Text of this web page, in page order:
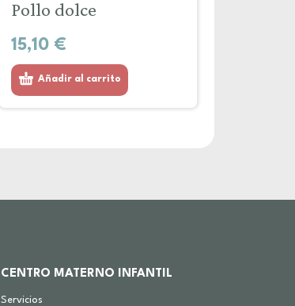
Pollo dolce
15,10 €
Añadir al carrito
CENTRO MATERNO INFANTIL
Servicios